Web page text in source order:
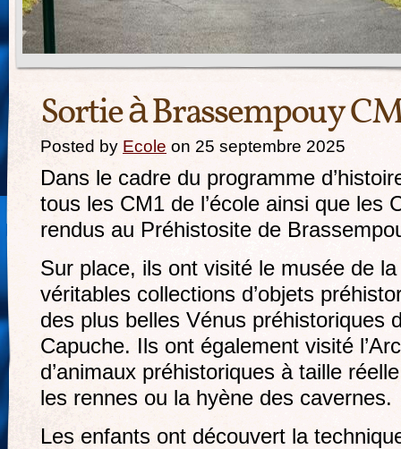
Sortie à Brassempouy
Posted by Ecole on 25 septembre 2025
Dans le cadre du programme
tous les CM1 de l’école ainsi que les
rendus au Préhistosite de
Sur place, ils ont visité le musée de
véritables collections d’objets
des plus belles Vénus préhistoriques
Capuche. Ils ont également visité
d’animaux préhistoriques à taille
les rennes ou la hyène des cavernes.
Les enfants ont découvert la